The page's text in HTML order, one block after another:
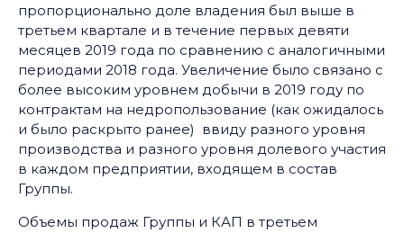
пропорционально доле владения был выше в
третьем квартале и в течение первых девяти
месяцев 2019 года по сравнению с аналогичными
периодами 2018 года. Увеличение было связано с
более высоким уровнем добычи в 2019 году по
контрактам на недропользование (как ожидалось
и было раскрыто ранее) ввиду разного уровня
производства и разного уровня долевого участия
в каждом предприятии, входящем в состав
Группы.
Объемы продаж Группы и КАП в третьем